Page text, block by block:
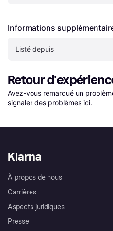
Informations
Listé depuis
Retour
Avez-vous remarqué un
signaler des problèmes ici.
Klarna
À propos de nous
Carrières
Aspects juridiques
Presse